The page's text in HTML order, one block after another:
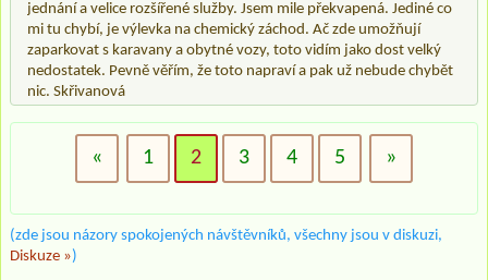
jednání a velice rozšířené služby. Jsem mile překvapená. Jediné co
mi tu chybí, je výlevka na chemický záchod. Ač zde umožňují
zaparkovat s karavany a obytné vozy, toto vidím jako dost velký
nedostatek. Pevně věřím, že toto napraví a pak už nebude chybět
nic. Skřivanová
« 1 2 3 4 5 »
(zde jsou názory spokojených návštěvníků, všechny jsou v diskuzi,
Diskuze »)